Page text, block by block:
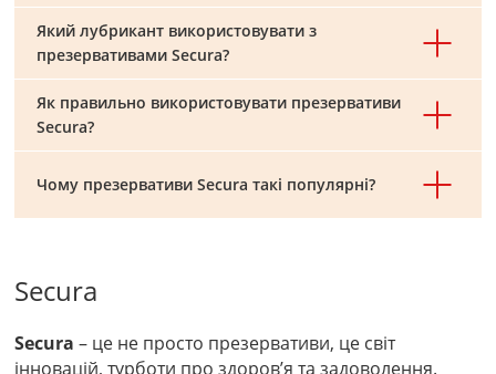
Який лубрикант використовувати з
презервативами Secura?
Як правильно використовувати презервативи
Secura?
Чому презервативи Secura такі популярні?
Secura
Secura – це не просто презервативи, це світ
інновацій, турботи про здоров’я та задоволення.